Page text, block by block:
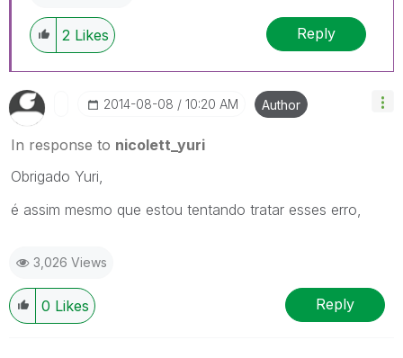
2 Likes Reply
‎2014-08-08 10:20 AM Author
In response to nicolett_yuri
Obrigado Yuri,
é assim mesmo que estou tentando tratar esses erro,
3,026 Views
0 Likes Reply